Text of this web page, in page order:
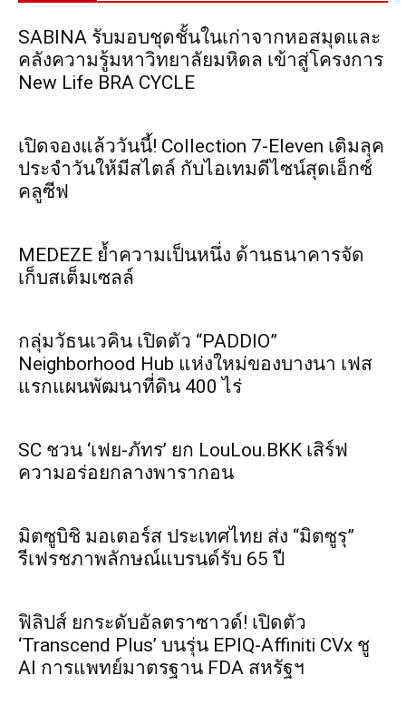
SABINA รับมอบชุดชั้นในเก่าจากหอสมุดและ
คลังความรู้มหาวิทยาลัยมหิดล เข้าสู่โครงการ
New Life BRA CYCLE
เปิดจองแล้ววันนี้! Collection 7-Eleven เติมลุค
ประจำวันให้มีสไตล์ กับไอเทมดีไซน์สุดเอ็กซ์
คลูซีฟ
MEDEZE ย้ำความเป็นหนึ่ง ด้านธนาคารจัด
เก็บสเต็มเซลล์
กลุ่มวัธนเวคิน เปิดตัว “PADDIO”
Neighborhood Hub แห่งใหม่ของบางนา เฟส
แรกแผนพัฒนาที่ดิน 400 ไร่
SC ชวน ‘เฟย-ภัทร’ ยก LouLou.BKK เสิร์ฟ
ความอร่อยกลางพารากอน
มิตซูบิชิ มอเตอร์ส ประเทศไทย ส่ง “มิตซูรุ”
รีเฟรชภาพลักษณ์แบรนด์รับ 65 ปี
ฟิลิปส์ ยกระดับอัลตราซาวด์! เปิดตัว
‘Transcend Plus’ บนรุ่น EPIQ-Affiniti CVx ชู
AI การแพทย์มาตรฐาน FDA สหรัฐฯ